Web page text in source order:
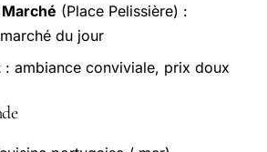
(Place Pelissière) :
du jour
: ambiance conviviale, prix doux